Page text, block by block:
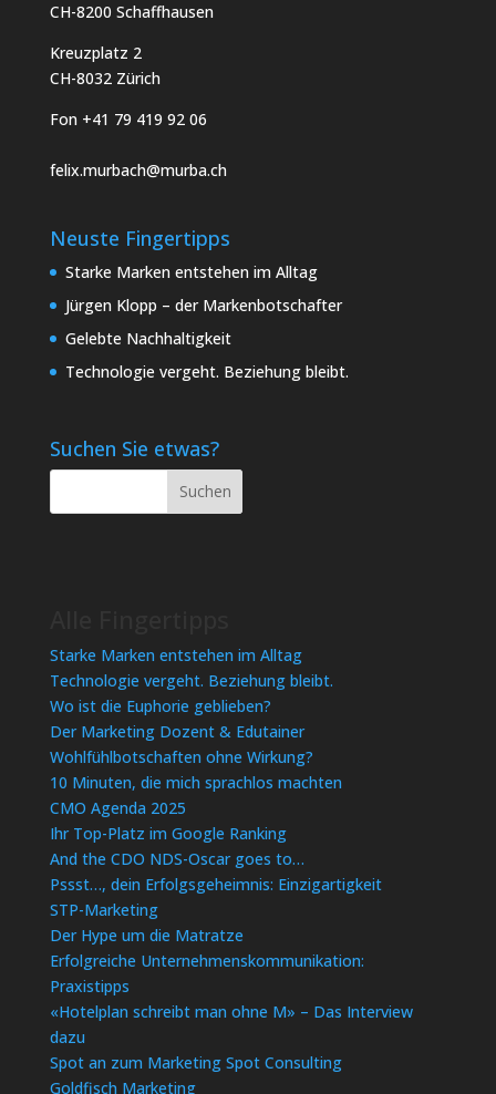
CH-8200 Schaffhausen
Kreuzplatz 2
CH-8032 Zürich
Fon +41 79 419 92 06
felix.murbach@murba.ch
Neuste Fingertipps
Starke Marken entstehen im Alltag
Jürgen Klopp – der Markenbotschafter
Gelebte Nachhaltigkeit
Technologie vergeht. Beziehung bleibt.
Suchen Sie etwas?
Starke Marken entstehen im Alltag
Technologie vergeht. Beziehung bleibt.
Wo ist die Euphorie geblieben?
Der Marketing Dozent & Edutainer
Wohlfühlbotschaften ohne Wirkung?
10 Minuten, die mich sprachlos machten
CMO Agenda 2025
Ihr Top-Platz im Google Ranking
And the CDO NDS-Oscar goes to…
Pssst…, dein Erfolgsgeheimnis: Einzigartigkeit
STP-Marketing
Der Hype um die Matratze
Erfolgreiche Unternehmenskommunikation:
Praxistipps
«Hotelplan schreibt man ohne M» – Das Interview
dazu
Spot an zum Marketing Spot Consulting
Goldfisch Marketing